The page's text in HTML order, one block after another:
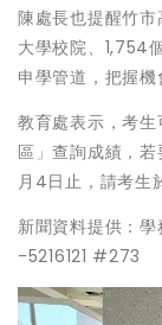
陳處長也提醒竹
大學校院、1,754
申學管道，把握機
教育處表示，考生
區」查詢成績，
月4日止，請考生
新聞資料提供：
-5216121 #273